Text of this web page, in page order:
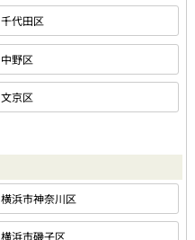
千代田区
中野区
文京区
横浜市神奈川区
横浜市磯子区